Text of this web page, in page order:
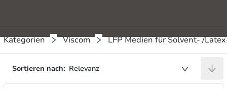
Kategorien Viscom LFP Medien für Solvent- /
Sortieren nach: Relevanz